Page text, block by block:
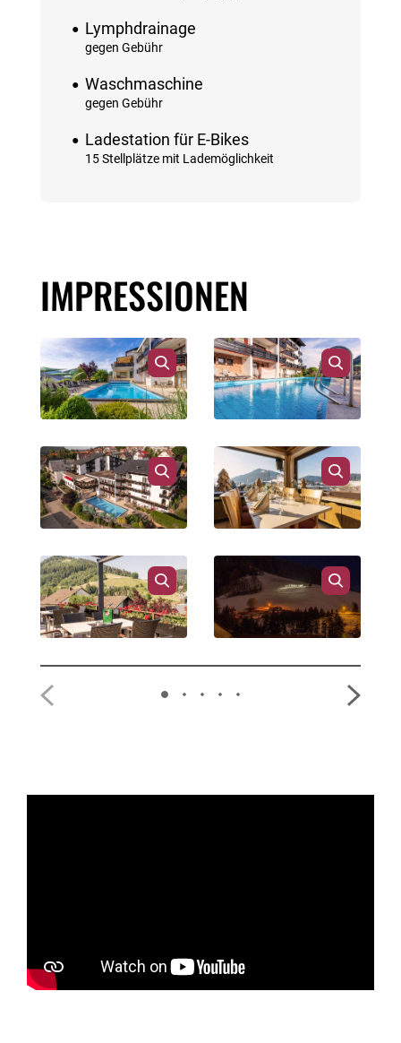
Lymphdrainage
gegen Gebühr
Waschmaschine
gegen Gebühr
Ladestation für E-Bikes
15 Stellplätze mit Lademöglichkeit
IMPRESSIONEN